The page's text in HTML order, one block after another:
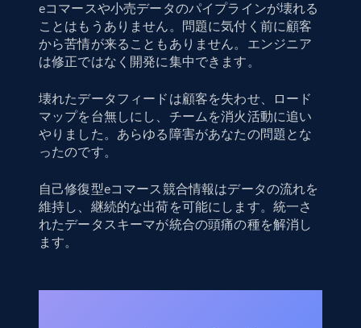
eコマースや小売データのパイプラインが壊れる
ことはもうありません。問題に気付く前に顧客
から苦情が来ることもありません。エンジニア
は修正ではなく開発に集中できます。
壊れたデータフィードは顧客を失わせ、ロード
マップを台無しにし、チームを消火活動に追い
やりました。あらゆる障害があなたの問題とな
ったのです。
自己修復型eコマース競合情報はデータの流れを
維持し、継続的な出荷を可能にします。統一さ
れたデータスキーマが統合の頭痛の種を解消し
ます。